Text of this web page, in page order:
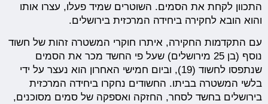
התכוון לקחת את הסמים. השוטרים שמיד פעלו, עצרו אותו
והוא הובא לחקירה ביחידה המרכזית בירושלים.
עם התקדמות החקירה, איתרו חוקרי המשטרה זהות של חשוד
נוסף (בן 25 מירושלים) שעל פי החשד מכר את הסמים
שנתפסו לחשוד (19), וביום חמישי האחרון הוא נעצר על ידי
בלשי המשטרה בביתו. החשודים נחקרו ביחידה המרכזית
בירושלים בחשד לסחר, החזקה ואספקה של סמים מסוכנים,